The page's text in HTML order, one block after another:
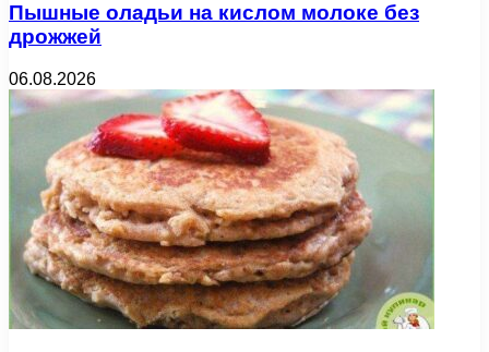
Пышные оладьи на кислом молоке без
дрожжей
06.08.2026